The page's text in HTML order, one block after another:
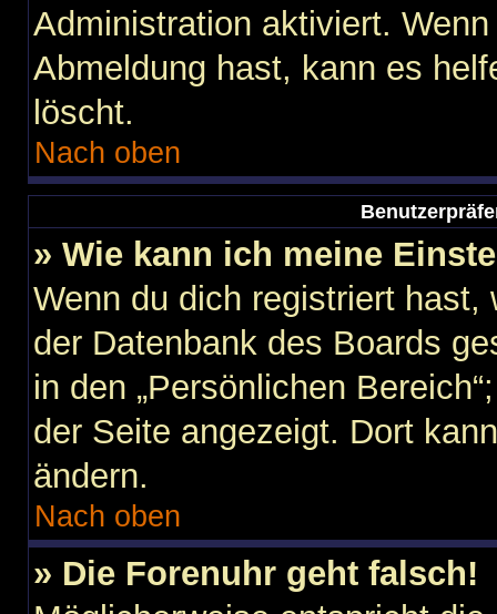
Administration aktiviert.
Abmeldung hast, kann es
löscht.
Nach oben
» Wie kann ich meine
Wenn du dich registriert
der Datenbank des Boards
in den „Persönlichen
der Seite angezeigt. Dort
ändern.
Nach oben
» Die Forenuhr geht falsch!